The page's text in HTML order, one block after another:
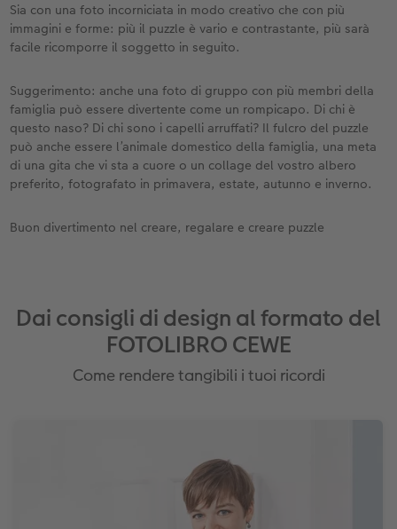
Sia con una foto incorniciata in modo creativo che con più
immagini e forme: più il puzzle è vario e contrastante, più sarà
facile ricomporre il soggetto in seguito.
Suggerimento: anche una foto di gruppo con più membri della
famiglia può essere divertente come un rompicapo. Di chi è
questo naso? Di chi sono i capelli arruffati? Il fulcro del puzzle
può anche essere l’animale domestico della famiglia, una meta
di una gita che vi sta a cuore o un collage del vostro albero
preferito, fotografato in primavera, estate, autunno e inverno.
Buon divertimento nel creare, regalare e creare puzzle
Dai consigli di design al formato del
FOTOLIBRO CEWE
Come rendere tangibili i tuoi ricordi